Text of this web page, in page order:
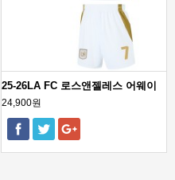
25-26LA FC 로스앤젤레스 어웨이
24,900원